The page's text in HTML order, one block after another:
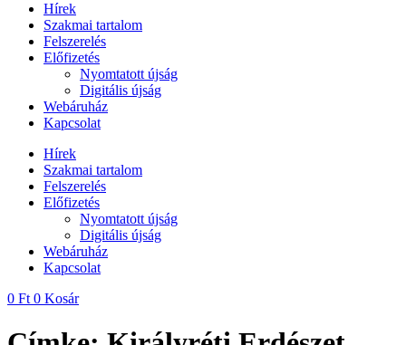
Hírek
Szakmai tartalom
Felszerelés
Előfizetés
Nyomtatott újság
Digitális újság
Webáruház
Kapcsolat
Hírek
Szakmai tartalom
Felszerelés
Előfizetés
Nyomtatott újság
Digitális újság
Webáruház
Kapcsolat
0 Ft 0 Kosár